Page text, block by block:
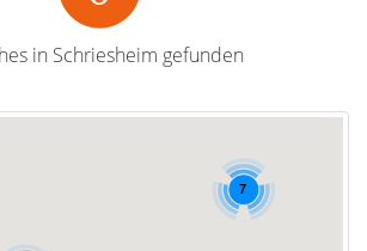
in Schriesheim gefunden
7
2